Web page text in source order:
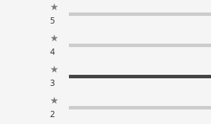
★
5
★
4
★
3
★
2